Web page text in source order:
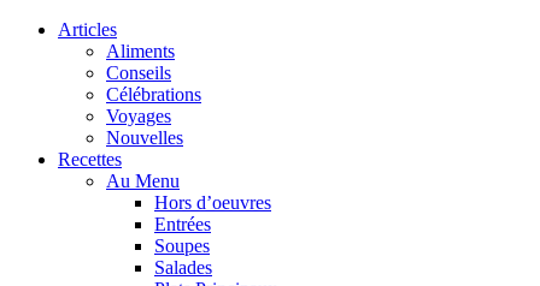
Articles
Aliments
Conseils
Célébrations
Voyages
Nouvelles
Recettes
Au Menu
Hors d’oeuvres
Entrées
Soupes
Salades